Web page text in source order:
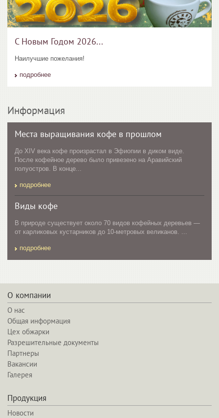
С Новым Годом 2026...
Наилучшие пожелания!
подробнее
Информация
Места выращивания кофе в прошлом
До XIV века кофе произрастал в Эфиопии в диком виде.
После кофейное дерево было привезено на Аравийский
полуостров. В конце...
подробнее
Виды кофе
В природе существует около 70 видов кофейных деревьев —
от карликовых кустарников до 10-метровых великанов. ...
подробнее
О компании
О нас
Общая информация
Цех обжарки
Разрешительные документы
Партнеры
Вакансии
Галерея
Продукция
Новости